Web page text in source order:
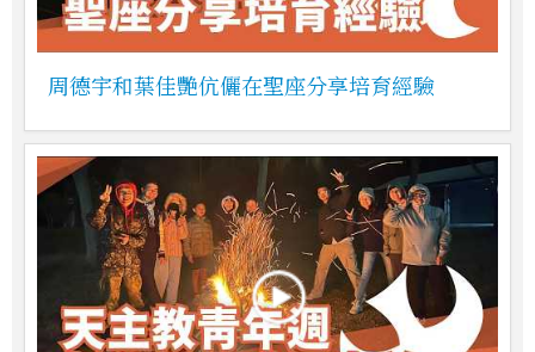
周德宇和葉佳艷伉儷在聖座分享培育經驗